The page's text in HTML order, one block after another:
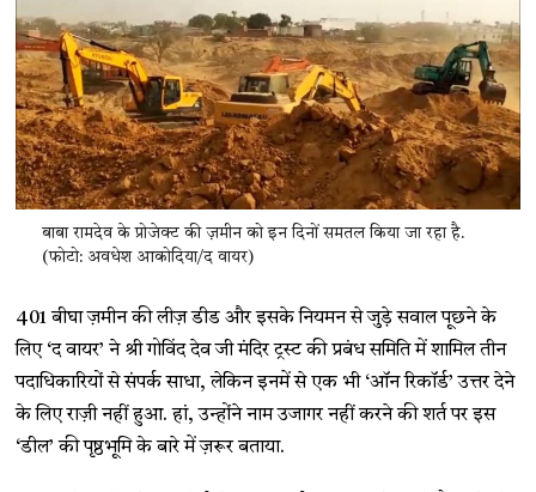
बाबा रामदेव के प्रोजेक्ट की ज़मीन को इन दिनों समतल किया जा रहा है.
(फोटो: अवधेश आकोदिया/द वायर)
401 बीघा ज़मीन की लीज़ डीड और इसके नियमन से जुड़े सवाल पूछने के
लिए ‘द वायर’ ने श्री गोविंद देव जी मंदिर ट्रस्ट की प्रबंध समिति में शामिल तीन
पदाधिकारियों से संपर्क साधा, लेकिन इनमें से एक भी ‘ऑन रिकॉर्ड’ उत्तर देने
के लिए राज़ी नहीं हुआ. हां, उन्होंने नाम उजागर नहीं करने की शर्त पर इस
‘डील’ की पृष्ठभूमि के बारे में ज़रूर बताया.